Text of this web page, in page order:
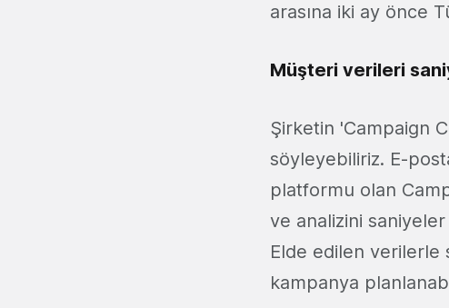
arasına iki ay önce
Müşteri verileri
Şirketin 'Campaign
söyleyebiliriz. E-
platformu olan
ve analizini
Elde edilen verilerle
kampanya